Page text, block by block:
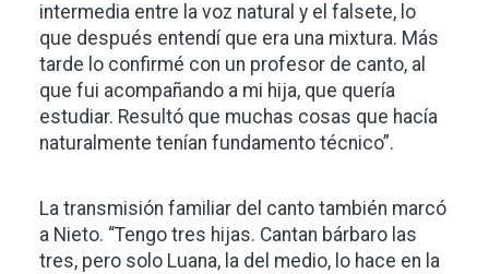
intermedia entre la voz natural y el falsete, lo
que después entendí que era una mixtura. Más
tarde lo confirmé con un profesor de canto, al
que fui acompañando a mi hija, que quería
estudiar. Resultó que muchas cosas que hacía
naturalmente tenían fundamento técnico”.
La transmisión familiar del canto también marcó
a Nieto. “Tengo tres hijas. Cantan bárbaro las
tres, pero solo Luana, la del medio, lo hace en la